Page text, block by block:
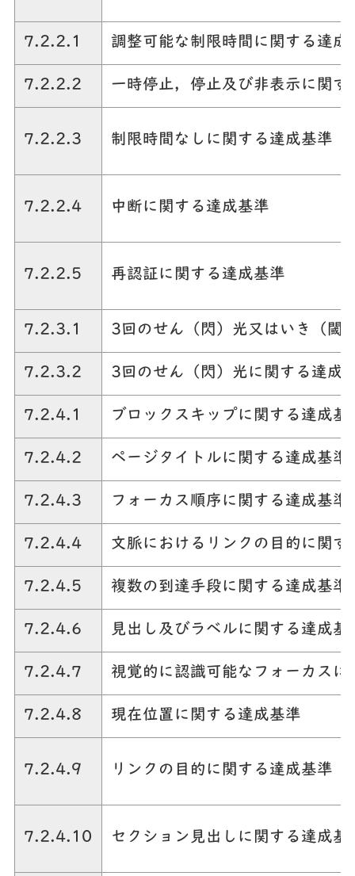
7.2.2.1 調整可能な制限時間に関する達成
7.2.2.2 一時停止，停止及び非表示に関す
7.2.2.3 制限時間なしに関する達成基準
7.2.2.4 中断に関する達成基準
7.2.2.5 再認証に関する達成基準
7.2.3.1 3回のせん（閃）光又はいき（閾
7.2.3.2 3回のせん（閃）光に関する達成
7.2.4.1 ブロックスキップに関する達成基
7.2.4.2 ページタイトルに関する達成基準
7.2.4.3 フォーカス順序に関する達成基準
7.2.4.4 文脈におけるリンクの目的に関す
7.2.4.5 複数の到達手段に関する達成基準
7.2.4.6 見出し及びラベルに関する達成基
7.2.4.7 視覚的に認識可能なフォーカスに
7.2.4.8 現在位置に関する達成基準
7.2.4.9 リンクの目的に関する達成基準
7.2.4.10 セクション見出しに関する達成基